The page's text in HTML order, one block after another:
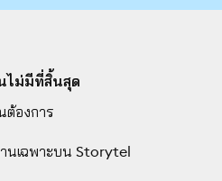
นไม่มีที่สิ้นสุด
ต้องการ
นเฉพาะบน Storytel